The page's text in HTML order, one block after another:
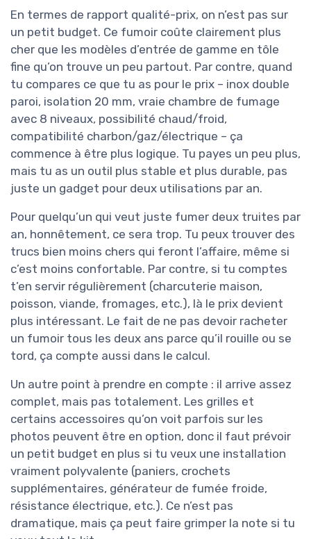
En termes de rapport qualité-prix, on n’est pas sur
un petit budget. Ce fumoir coûte clairement plus
cher que les modèles d’entrée de gamme en tôle
fine qu’on trouve un peu partout. Par contre, quand
tu compares ce que tu as pour le prix – inox double
paroi, isolation 20 mm, vraie chambre de fumage
avec 8 niveaux, possibilité chaud/froid,
compatibilité charbon/gaz/électrique – ça
commence à être plus logique. Tu payes un peu plus,
mais tu as un outil plus stable et plus durable, pas
juste un gadget pour deux utilisations par an.
Pour quelqu’un qui veut juste fumer deux truites par
an, honnêtement, ce sera trop. Tu peux trouver des
trucs bien moins chers qui feront l’affaire, même si
c’est moins confortable. Par contre, si tu comptes
t’en servir régulièrement (charcuterie maison,
poisson, viande, fromages, etc.), là le prix devient
plus intéressant. Le fait de ne pas devoir racheter
un fumoir tous les deux ans parce qu’il rouille ou se
tord, ça compte aussi dans le calcul.
Un autre point à prendre en compte : il arrive assez
complet, mais pas totalement. Les grilles et
certains accessoires qu’on voit parfois sur les
photos peuvent être en option, donc il faut prévoir
un petit budget en plus si tu veux une installation
vraiment polyvalente (paniers, crochets
supplémentaires, générateur de fumée froide,
résistance électrique, etc.). Ce n’est pas
dramatique, mais ça peut faire grimper la note si tu